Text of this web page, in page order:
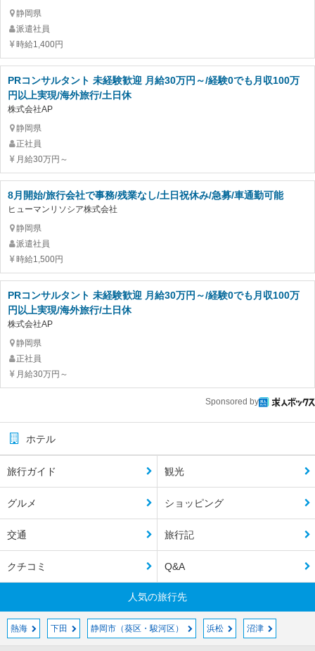
静岡県
派遣社員
時給1,400円
PRコンサルタント 未経験歓迎 月給30万円～/経験0でも月収100万
円以上実現/海外旅行/土日休
株式会社AP
静岡県
正社員
月給30万円～
8月開始/旅行会社で事務/残業なし/土日祝休み/急募/車通勤可能
ヒューマンリソシア株式会社
静岡県
派遣社員
時給1,500円
PRコンサルタント 未経験歓迎 月給30万円～/経験0でも月収100万
円以上実現/海外旅行/土日休
株式会社AP
静岡県
正社員
月給30万円～
Sponsored by
ホテル
旅行ガイド 観光
グルメ ショッピング
交通 旅行記
クチコミ Q&A
人気の旅行先
熱海 下田 静岡市（葵区・駿河区） 浜松 沼津